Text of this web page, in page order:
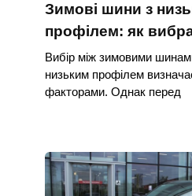
Зимові шини з
профілем: як
Вибір між зимовими
низьким профілем
факторами. Однак перед